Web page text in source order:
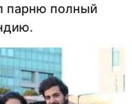
парню полный